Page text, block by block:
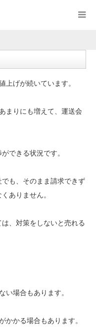
上げが続いています。
まりにも増えて、運送会
できる状況です。
も、そのまま請求できず
ありません。
、対策をしないと売れる
い場合もあります。
かかる場合もあります。